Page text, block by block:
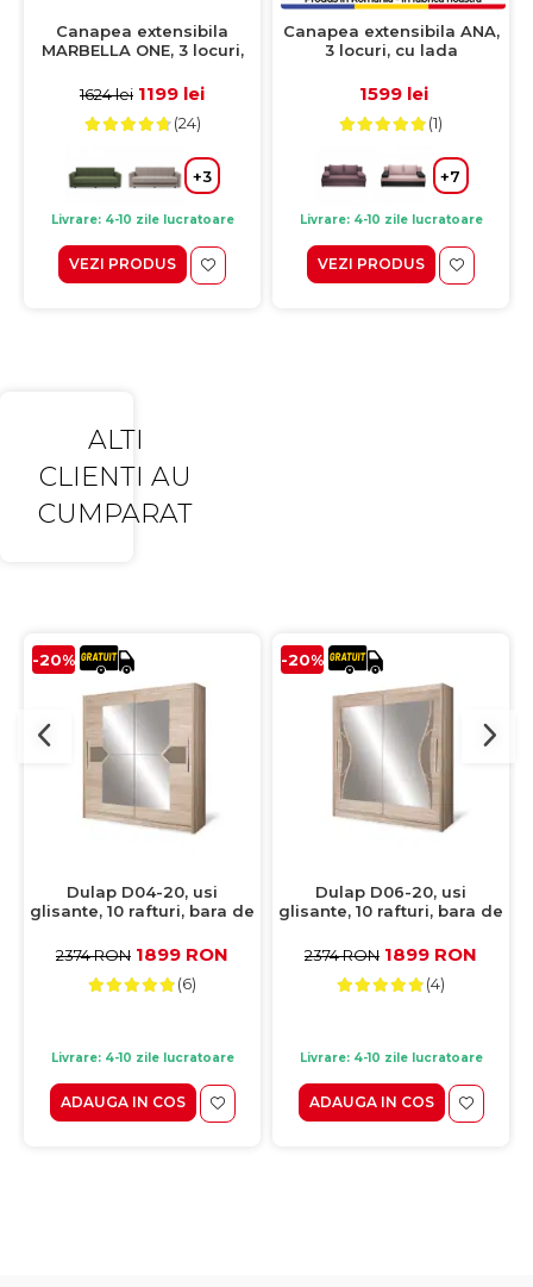
Canapea extensibila
MARBELLA ONE, 3 locuri,
depozitare, antracit,
1624 lei 1199 lei
(24)
+3
Livrare: 4-10 zile lucratoare
VEZI PRODUS
Canapea extensibila ANA,
3 locuri, cu lada
185x82x80 cm
1599 lei
(1)
+7
Livrare: 4-10 zile lucratoare
VEZI PRODUS
ALTI
CLIENTI AU
CUMPARAT
-20%
Dulap D04-20, usi
glisante, 10 rafturi, bara de
200x59x215 cm
2374 RON 1899 RON
(6)
Livrare: 4-10 zile lucratoare
ADAUGA IN COS
-20%
Dulap D06-20, usi
glisante, 10 rafturi, bara de
200x59x215 cm
2374 RON 1899 RON
(4)
Livrare: 4-10 zile lucratoare
ADAUGA IN COS